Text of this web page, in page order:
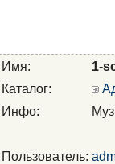
Имя:
1-
Каталог:
Инфо:
Пользователь: